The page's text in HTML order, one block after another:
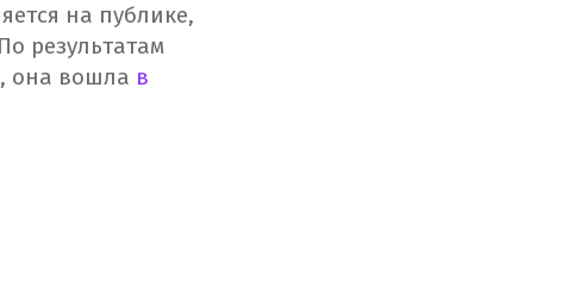
на публике,
результатам
она вошла в